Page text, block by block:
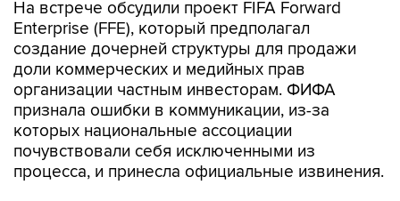
создание дочерней структуры для продажи
доли коммерческих и медийных прав
организации частным инвесторам. ФИФА
признала ошибки в коммуникации, из-за
которых национальные ассоциации
почувствовали себя исключенными из
процесса, и принесла официальные извинения.
"Проект окончательно и бесповоротно снят с